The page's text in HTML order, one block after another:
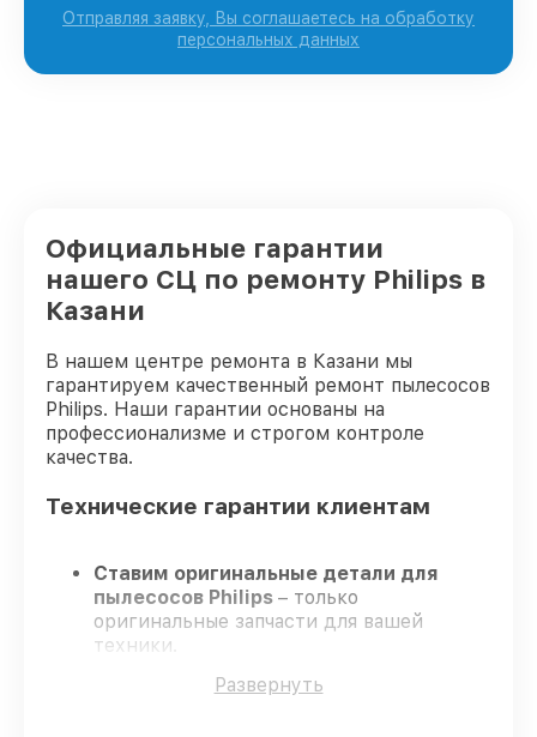
Отправляя заявку, Вы соглашаетесь на обработку
персональных данных
Официальные гарантии
нашего СЦ по ремонту Philips в
Казани
В нашем центре ремонта в Казани мы
гарантируем качественный ремонт пылесосов
Philips. Наши гарантии основаны на
профессионализме и строгом контроле
качества.
Технические гарантии клиентам
Ставим оригинальные детали для
пылесосов Philips – только
оригинальные запчасти для вашей
техники.
проходят строгий отбор, что
Развернуть